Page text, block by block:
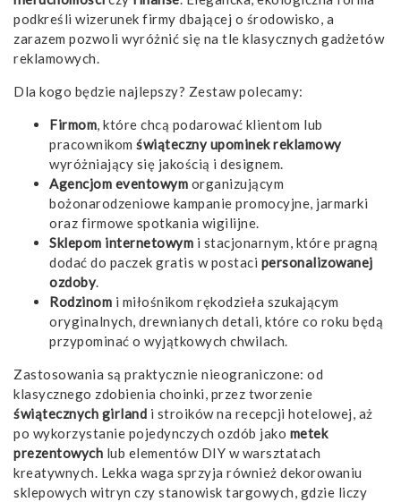
podkreśli wizerunek firmy dbającej o środowisko, a
zarazem pozwoli wyróżnić się na tle klasycznych gadżetów
reklamowych.
Dla kogo będzie najlepszy? Zestaw polecamy:
Firmom, które chcą podarować klientom lub
pracownikom świąteczny upominek reklamowy
wyróżniający się jakością i designem.
Agencjom eventowym organizującym
bożonarodzeniowe kampanie promocyjne, jarmarki
oraz firmowe spotkania wigilijne.
Sklepom internetowym i stacjonarnym, które pragną
dodać do paczek gratis w postaci personalizowanej
ozdoby.
Rodzinom i miłośnikom rękodzieła szukającym
oryginalnych, drewnianych detali, które co roku będą
przypominać o wyjątkowych chwilach.
Zastosowania są praktycznie nieograniczone: od
klasycznego zdobienia choinki, przez tworzenie
świątecznych girland i stroików na recepcji hotelowej, aż
po wykorzystanie pojedynczych ozdób jako metek
prezentowych lub elementów DIY w warsztatach
kreatywnych. Lekka waga sprzyja również dekorowaniu
sklepowych witryn czy stanowisk targowych, gdzie liczy